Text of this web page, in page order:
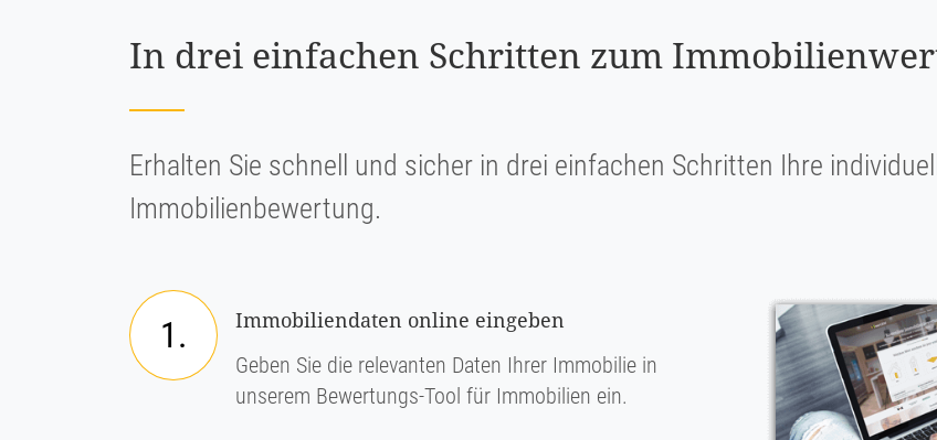
In drei einfachen Schritten zum
Erhalten Sie schnell und sicher in drei einfachen Schritten Ihre
Immobilienbewertung.
1.
Immobiliendaten online eingeben
Geben Sie die relevanten Daten Ihrer Immobilie in
unserem Bewertungs-Tool für Immobilien ein.